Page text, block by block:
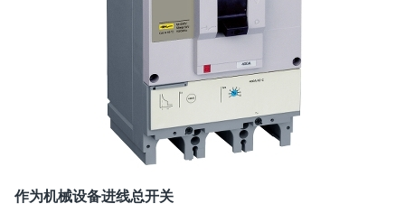
作为机械设备进线总开关